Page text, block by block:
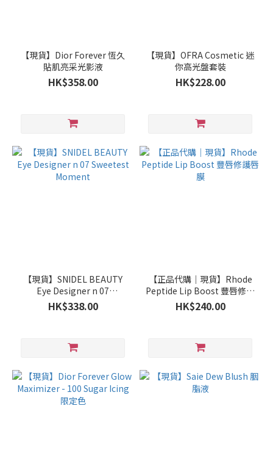
【現貨】Dior Forever 恆久
貼肌亮采光影液
HK$358.00
【現貨】OFRA Cosmetic 迷
你高光盤套裝
HK$228.00
【現貨】SNIDEL BEAUTY
Eye Designer n 07
Sweetest Moment
HK$338.00
【正品代購｜現貨】Rhode
Peptide Lip Boost 豐唇修護
唇膜
HK$240.00